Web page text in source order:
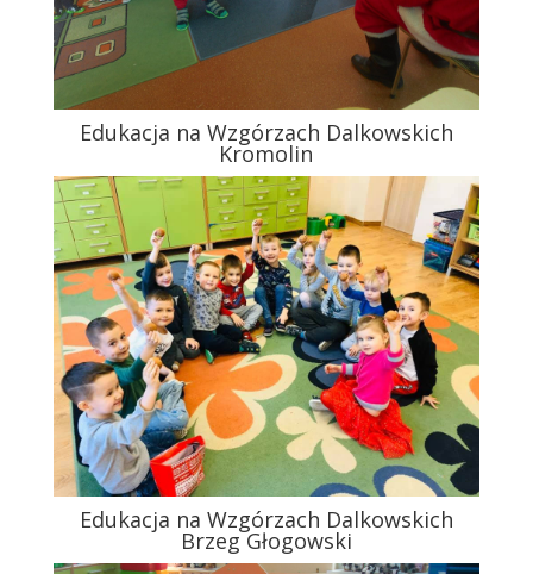
Edukacja na Wzgórzach Dalkowskich
Kromolin
Edukacja na Wzgórzach Dalkowskich
Brzeg Głogowski